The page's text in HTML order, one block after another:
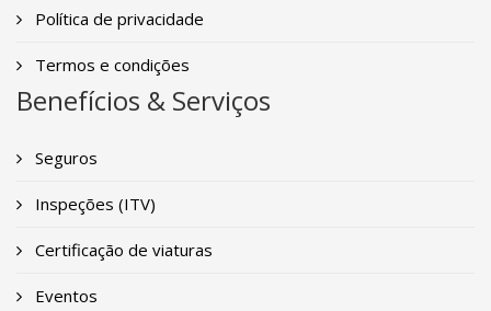
Política de privacidade
Termos e condições
Benefícios & Serviços
Seguros
Inspeções (ITV)
Certificação de viaturas
Eventos